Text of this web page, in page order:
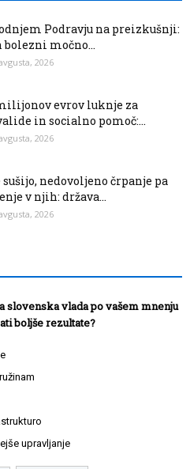
Podravju na preizkušnji:
bolezni močno...
2026
evrov luknje za
in socialno pomoč:...
2026
nedovoljeno črpanje pa
v njih: država...
2026
slovenska vlada po vašem mnenju
boljše rezultate?
upravljanje